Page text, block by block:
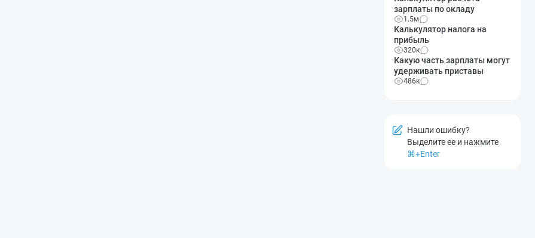
зарплаты по окладу
1.5м
Калькулятор налога на
прибыль
320к
Какую часть зарплаты могут
удерживать приставы
486к
Нашли ошибку?
Выделите ее и нажмите
⌘+Enter